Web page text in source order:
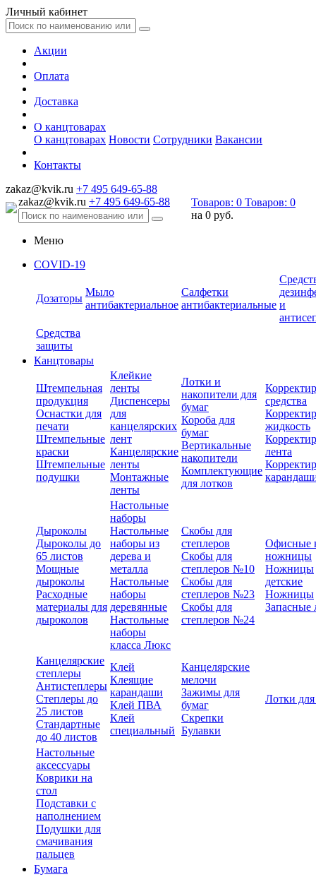
Личный кабинет
Акции
Оплата
Доставка
О канцтоварах
О канцтоварах Новости Сотрудники Вакансии
Контакты
zakaz@kvik.ru +7 495 649-65-88
zakaz@kvik.ru +7 495 649-65-88 Товаров: 0 Товаров: 0
на 0 руб.
Меню
COVID-19
Дозаторы
Мыло
антибактериальное
Салфетки
антибактериальные и
Средства
защиты
Канцтовары
Штемпельная
продукция
Оснастки для
печати
Штемпельные
краски
Штемпельные
подушки
Клейкие
ленты
Диспенсеры
для
канцелярских
лент
Канцелярские
ленты
Монтажные
ленты
Лотки и
накопители для
бумаг
Короба для
бумаг
Вертикальные
накопители
Комплектующие
для лотков
средства
жидкость
лента
Дыроколы
Дыроколы до
65 листов
Мощные
дыроколы
Расходные
материалы для
дыроколов
Настольные
наборы
Настольные
наборы из
дерева и
металла
Настольные
наборы
деревянные
Настольные
наборы
класса Люкс
Скобы для
степлеров
Скобы для
степлеров №10
Скобы для
степлеров №23
Скобы для
степлеров №24
Офисные
ножницы
Ножницы
детские
Ножницы
Запасные
Канцелярские
степлеры
Антистеплеры
Степлеры до
25 листов
Стандартные
до 40 листов
Клей
Клеящие
карандаши
Клей ПВА
Клей
специальный
Канцелярские
мелочи
Зажимы для
бумаг
Скрепки
Булавки
Лотки
Настольные
аксессуары
Коврики на
стол
Подставки с
наполнением
Подушки для
смачивания
пальцев
Бумага